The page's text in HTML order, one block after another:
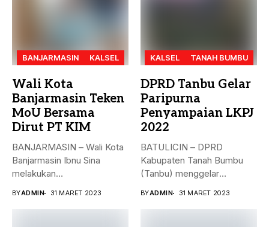
BANJARMASIN KALSEL
Wali Kota
Banjarmasin Teken
MoU Bersama
Dirut PT KIM
BANJARMASIN – Wali Kota
Banjarmasin Ibnu Sina
melakukan
BYADMIN 31 MARET 2023
KALSEL TANAH BUMBU
DPRD Tanbu Gelar
Paripurna
Penyampaian LKPJ
2022
BATULICIN – DPRD
Kabupaten Tanah Bumbu
(Tanbu) menggelar
BYADMIN 31 MARET 2023